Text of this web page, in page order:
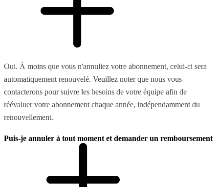
Oui. À moins que vous n'annuliez votre abonnement, celui-ci sera
automatiquement renouvelé. Veuillez noter que nous vous
contacterons pour suivre les besoins de votre équipe afin de
réévaluer votre abonnement chaque année, indépendamment du
renouvellement.
Puis-je annuler à tout moment et demander un remboursement